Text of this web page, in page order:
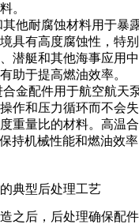
。
他耐腐蚀材料用于暴
具有高度腐蚀性，特
潜艇和其他海事应用
助于提高燃油效率。
合金配件用于航空航天
作和压力循环而不会
重量比的材料。高温
持机械性能和燃油效
典型后处理工艺
之后，后处理确保配